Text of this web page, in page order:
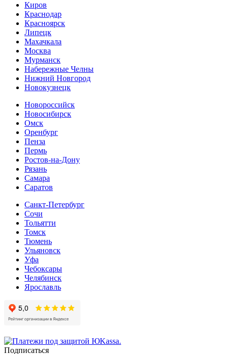
Киров
Краснодар
Красноярск
Липецк
Махачкала
Москва
Мурманск
Набережные Челны
Нижний Новгород
Новокузнецк
Новороссийск
Новосибирск
Омск
Оренбург
Пенза
Пермь
Ростов-на-Дону
Рязань
Самара
Cаратов
Санкт-Петербург
Сочи
Тольятти
Томск
Тюмень
Ульяновск
Уфа
Чебоксары
Челябинск
Ярославль
Подписаться